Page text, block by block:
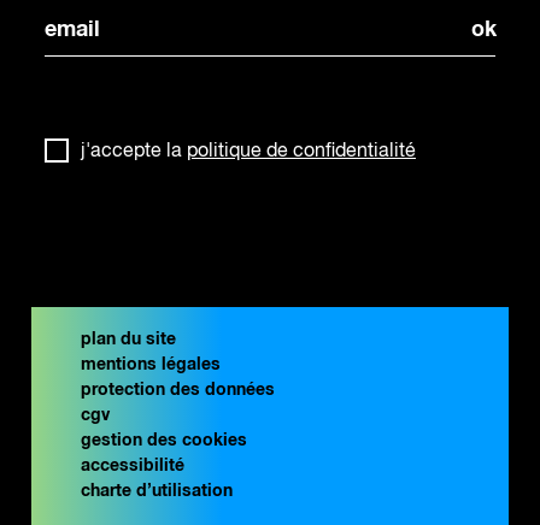
j'accepte la politique de confidentialité
plan du site
mentions légales
protection des données
cgv
gestion des cookies
accessibilité
charte d’utilisation